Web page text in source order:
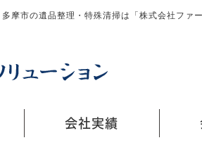
摩市の遺品整理・特殊清掃は「株式会社ファ
会社実績